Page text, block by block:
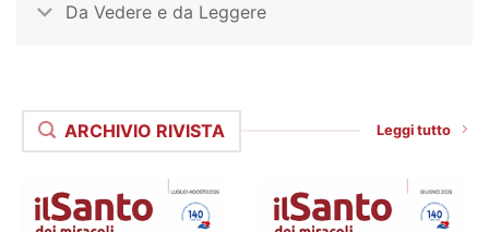
Da Vedere e da Leggere
ARCHIVIO RIVISTA Leggi tutto